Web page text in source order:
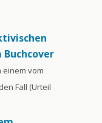
einem vom
Fall (Urteil